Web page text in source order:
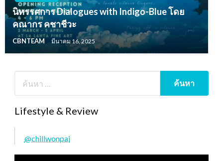
นิทรรศการ Dialogues with Indigo-Blue โดย
คณากร คชาชีวะ
CBNTEAM มีนาคม 16, 2025
Lifestyle & Review
@chillwonpai